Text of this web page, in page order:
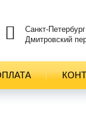
Санкт-Петербург
Дмитровский